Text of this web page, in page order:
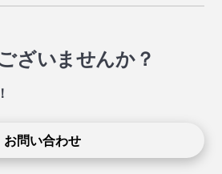
ーが指導します。
ざいませんか？
お問い合わせ